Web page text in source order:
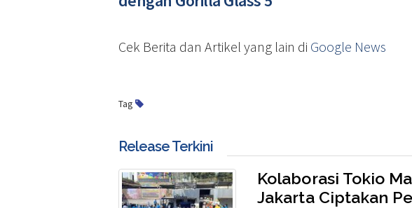
Cek Berita dan Artikel yang lain di Google News
Tag
Release Terkini
Kolaborasi Tokio
Jakarta Ciptakan